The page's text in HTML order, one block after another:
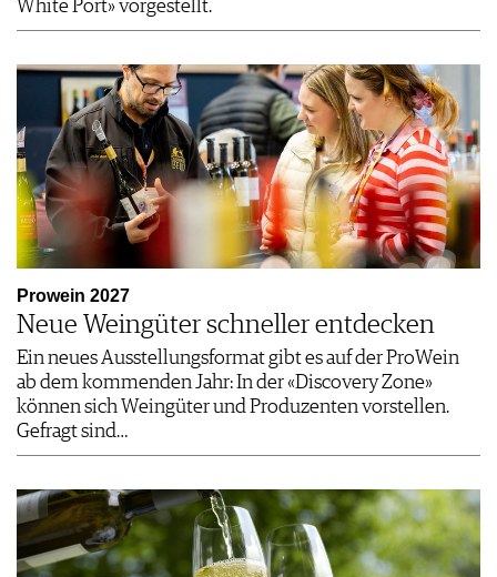
White Port» vorgestellt.
Prowein 2027
Neue Weingüter schneller entdecken
Ein neues Ausstellungsformat gibt es auf der ProWein
ab dem kommenden Jahr: In der «Discovery Zone»
können sich Weingüter und Produzenten vorstellen.
Gefragt sind…